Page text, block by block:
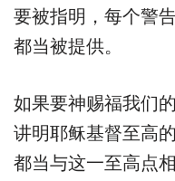
要被指明，每个警
都当被提供。
如果要神赐福我们
讲明耶稣基督至高
都当与这一至高点